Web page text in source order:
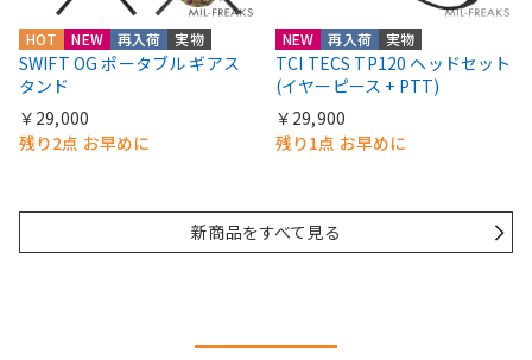
HOT NEW 再入荷 実物
SWIFT OG ポータブル ギアス
タンド
￥29,000
残り2点 お早めに
NEW 再入荷 実物
TCI TECS TP120 ヘッドセット
(イヤーピース + PTT)
￥29,900
残り1点 お早めに
新商品をすべて見る